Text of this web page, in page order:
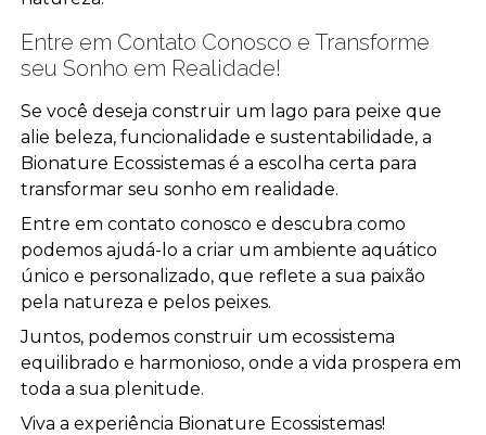
Entre em Contato Conosco e Transforme
seu Sonho em Realidade!
Se você deseja construir um lago para peixe que
alie beleza, funcionalidade e sustentabilidade, a
Bionature Ecossistemas é a escolha certa para
transformar seu sonho em realidade.
Entre em contato conosco e descubra como
podemos ajudá-lo a criar um ambiente aquático
único e personalizado, que reflete a sua paixão
pela natureza e pelos peixes.
Juntos, podemos construir um ecossistema
equilibrado e harmonioso, onde a vida prospera em
toda a sua plenitude.
Viva a experiência Bionature Ecossistemas!